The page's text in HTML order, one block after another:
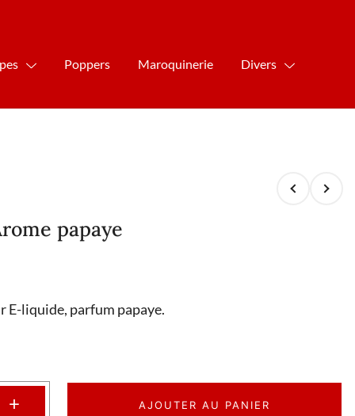
Poppers Maroquinerie Divers
papaye
E-liquide, parfum papaye.
+ AJOUTER AU PANIER